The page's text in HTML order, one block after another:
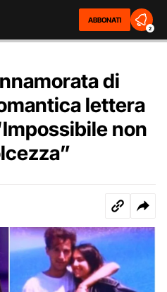
ABBONATI
2
di
lettera
non